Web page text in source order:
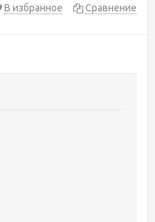
В избранное Сравнение